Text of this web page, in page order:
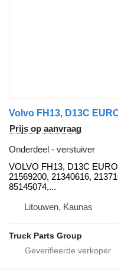
Prijs op aanvraag
Onderdeel - verstuiver
VOLVO FH13, D13C
21569200, 21340616,
85145074,...
Litouwen, Kaunas
Truck Parts Group